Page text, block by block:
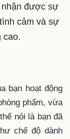
nhận được sự
cảm và sự
cao.
bạn hoạt động
phẩm, vừa
nói là bạn đã
chế độ dành